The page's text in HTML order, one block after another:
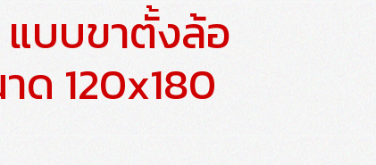
แบบขาตั้งล้อ
ด 120x180